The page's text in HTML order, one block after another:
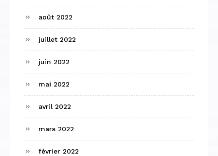
août 2022
juillet 2022
juin 2022
mai 2022
avril 2022
mars 2022
février 2022